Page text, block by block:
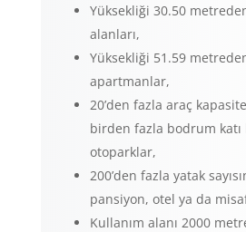
Yüksekliği 30.50
alanları,
Yüksekliği 51.59
apartmanlar,
20’den fazla araç
birden fazla bodrum katı
otoparklar,
200’den fazla yatak
pansiyon, otel ya da
Kullanım alanı 2000